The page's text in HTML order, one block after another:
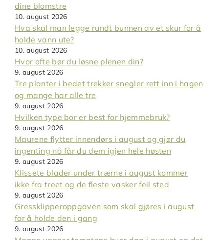
dine blomstre
10. august 2026
Hva skal man legge rundt bunnen av et skur for å
holde vann ute?
10. august 2026
Hvor ofte bør du løsne plenen din?
9. august 2026
Tre planter i bedet trekker snegler rett inn i hagen
og mange har alle tre
9. august 2026
Hvilken type bor er best for hjemmebruk?
9. august 2026
Maurene flytter innendørs i august og gjør du
ingenting nå får du dem igjen hele høsten
9. august 2026
Klissete blader under trærne i august kommer
ikke fra treet og de fleste vasker feil sted
9. august 2026
Gressklipperoppgaven som skal gjøres i august
for å holde den i gang
9. august 2026